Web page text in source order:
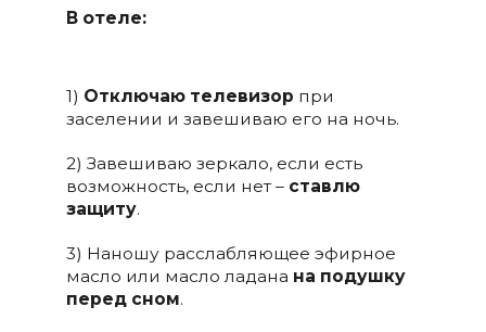
В отеле:
1) Отключаю телевизор при
заселении и завешиваю его на ночь.
2) Завешиваю зеркало, если есть
возможность, если нет – ставлю
защиту.
3) Наношу расслабляющее эфирное
масло или масло ладана на подушку
перед сном.